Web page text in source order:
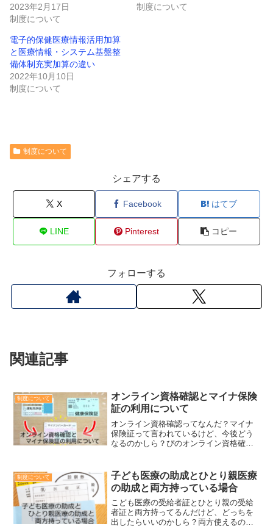
2023年2月17日
制度について
制度について
電子的保健医療情報活用加算
と医療情報・システム基盤整
備体制充実加算の違い
2022年10月10日
制度について
制度について
シェアする
X Facebook はてブ
LINE Pinterest コピー
フォローする
関連記事
制度について
オンライン資格確認とマイナ保険
証の利用について
オンライン資格確認ってなんだ？マイナ
保険証って言われているけど、今後どう
なるのかしら？ぴのオンライン資格確認
のための準備です。ぴの混乱しやすい点
もありますが、簡単にお話...
制度について
子ども医療の助成とひとり親医療
の助成と両方持っている場合
こども医療の受給者証とひとり親の受給
者証と両方持ってるんだけど、どっちを
出したらいいのかしら？両方使えるのか